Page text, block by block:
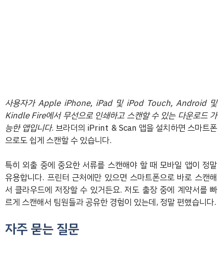
사용자가 Apple iPhone, iPad 및 iPod Touch, Android 및
Kindle Fire에서 무선으로 인쇄하고 스캔할 수 있는 다운로드 가
능한 앱입니다. 브라더의 iPrint & Scan 앱을 설치하면 스마트폰
으로도 쉽게 스캔할 수 있습니다.
특히 외출 중에 중요한 서류를 스캔해야 할 때 모바일 앱이 정말
유용합니다. 프린터 근처에만 있으면 스마트폰으로 바로 스캔해
서 클라우드에 저장할 수 있거든요. 저도 출장 중에 계약서를 빠
르게 스캔해서 팀원들과 공유한 경험이 있는데, 정말 편했습니다.
자주 묻는 질문